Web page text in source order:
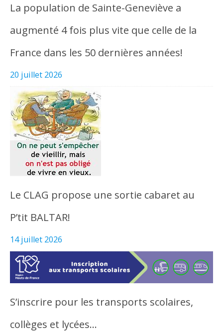
La population de Sainte-Geneviève a
augmenté 4 fois plus vite que celle de la
France dans les 50 dernières années!
20 juillet 2026
Le CLAG propose une sortie cabaret au
P’tit BALTAR!
14 juillet 2026
S’inscrire pour les transports scolaires,
collèges et lycées…